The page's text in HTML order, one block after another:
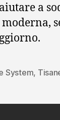
a
System,